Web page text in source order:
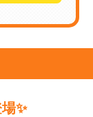
✨